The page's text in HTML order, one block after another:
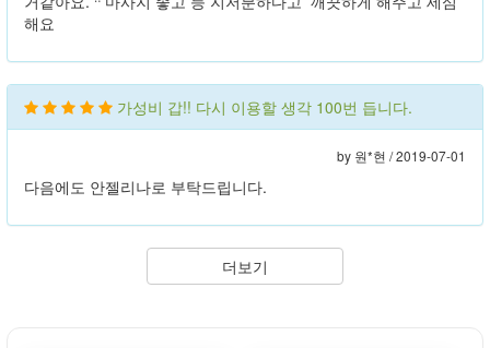
해요
가성비 갑!! 다시 이용할 생각 100번 듭니다.
by 원*현 /2019-07-01
다음에도 안젤리나로 부탁드립니다.
더보기